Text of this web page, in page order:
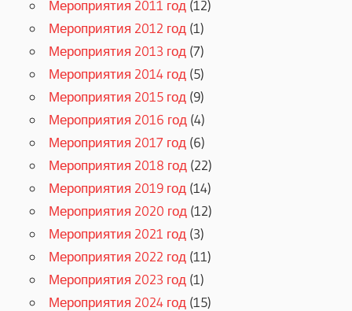
Мероприятия 2011 год (12)
Мероприятия 2012 год (1)
Мероприятия 2013 год (7)
Мероприятия 2014 год (5)
Мероприятия 2015 год (9)
Мероприятия 2016 год (4)
Мероприятия 2017 год (6)
Мероприятия 2018 год (22)
Мероприятия 2019 год (14)
Мероприятия 2020 год (12)
Мероприятия 2021 год (3)
Мероприятия 2022 год (11)
Мероприятия 2023 год (1)
Мероприятия 2024 год (15)